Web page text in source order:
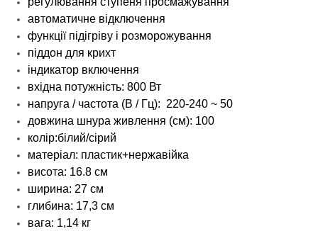
автоматичне відключення
функції підігріву і розморожування
піддон для крихт
індикатор включення
вхідна потужність: 800 Вт
напруга / частота (В / Гц): 220-240 ~ 50
довжина шнура живлення (см): 100
колір:білий/сірий
матеріал: пластик+нержавійка
висота: 16.8 см
ширина: 27 см
глибина: 17,3 см
вага: 1,14 кг